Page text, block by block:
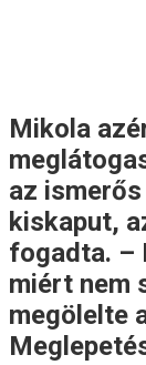
Mikola
az
kiskaput,
fogadta. –
miért nem
megölelte